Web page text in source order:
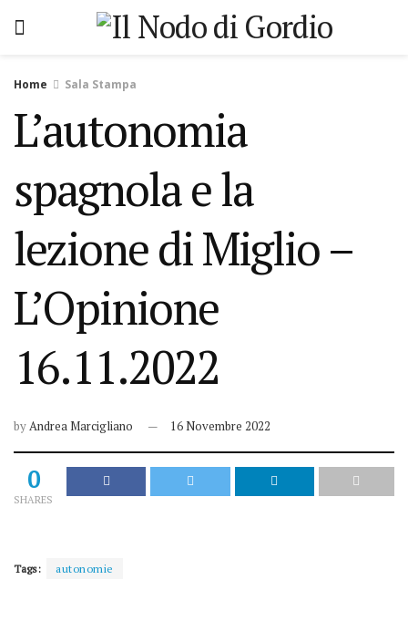
Home Sala Stampa
L’autonomia
spagnola e la
lezione di Miglio –
L’Opinione
16.11.2022
byAndrea Marcigliano 16 Novembre 2022
0
SHARES
Tags: autonomie